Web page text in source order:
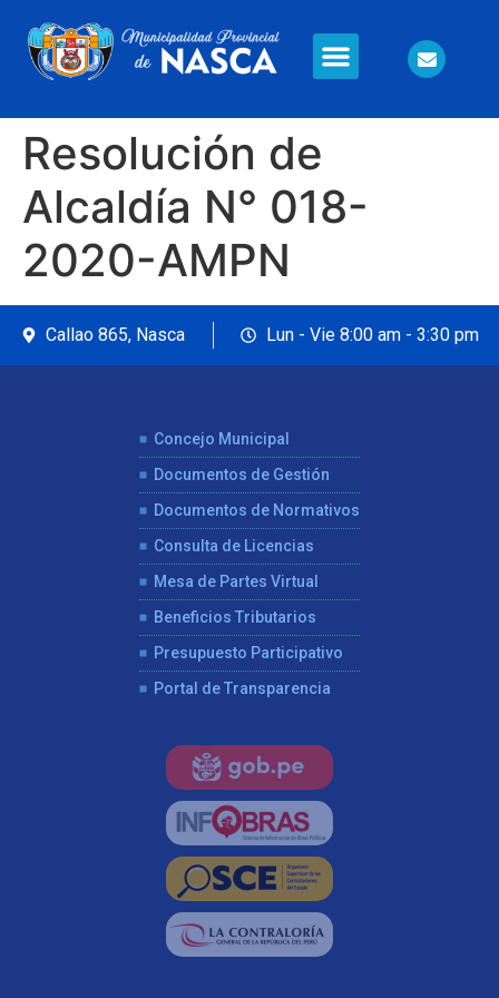
Resolución de
Alcaldía N° 018-
2020-AMPN
Callao 865, Nasca Lun - Vie 8:00 am - 3:30 pm
Concejo Municipal
Documentos de Gestión
Documentos de Normativos
Consulta de Licencias
Mesa de Partes Virtual
Beneficios Tributarios
Presupuesto Participativo
Portal de Transparencia